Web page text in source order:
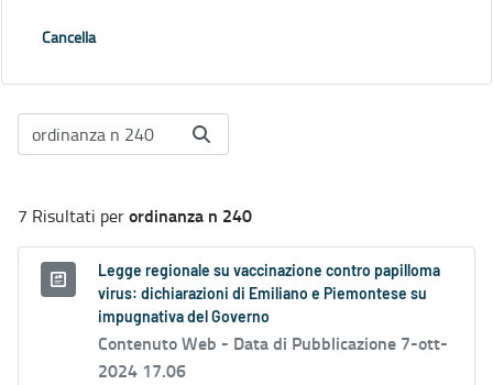
Cancella
7 Risultati perordinanza n 240
Legge regionale su vaccinazione contro papilloma
virus: dichiarazioni di Emiliano e Piemontese su
impugnativa del Governo
Contenuto Web - Data di Pubblicazione 7-ott-
2024 17.06